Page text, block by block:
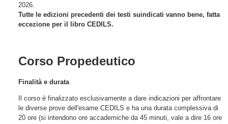
2026.
Tutte le edizioni precedenti dei testi suindicati vanno bene, fatta
eccezione per il libro CEDILS.
Corso Propedeutico
Finalità e durata
Il corso è finalizzato esclusivamente a dare indicazioni per affrontare
le diverse prove dell'esame CEDILS e ha una durata complessiva di
20 ore (si intendono ore accademiche da 45 minuti, vale a dire 16 ore